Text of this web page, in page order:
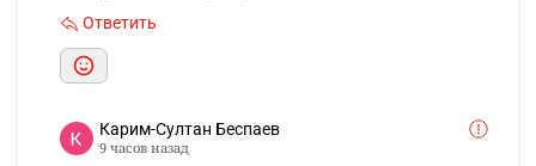
Ответить
Карим-Султан Беспаев
9 часов назад